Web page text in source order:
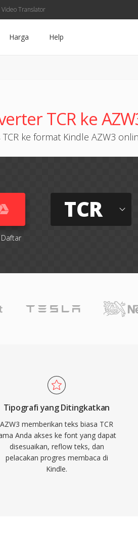
Video Translator
Harga Help
TCR ke
ke format Kindle AZW3
Daftar
TCR
Tipografi yang Ditingkatkan
AZW3 memberikan teks biasa TCR
Anda akses ke font yang dapat
disesuaikan, reflow teks, dan
pelacakan progres membaca di
Kindle.